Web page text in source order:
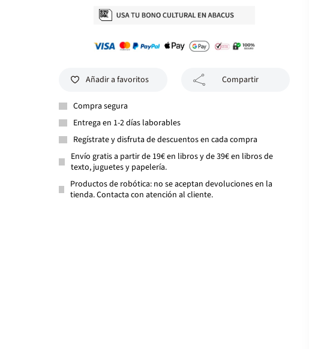
Añadir a favoritos Compartir
Compra segura
Entrega en 1-2 días laborables
Regístrate y disfruta de descuentos en cada compra
Envío gratis a partir de 19€ en libros y de 39€ en libros de
texto, juguetes y papelería.
Productos de robótica: no se aceptan devoluciones en la
tienda. Contacta con atención al cliente.